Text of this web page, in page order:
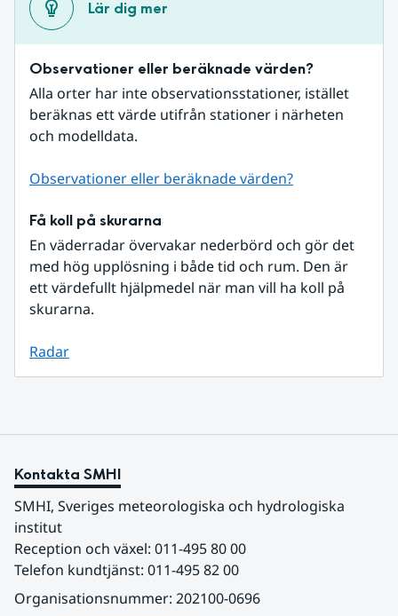
Lär dig mer
Observationer eller beräknade värden?
Alla orter har inte observationsstationer, istället
beräknas ett värde utifrån stationer i närheten
och modelldata.
Observationer eller beräknade värden?
Få koll på skurarna
En väderradar övervakar nederbörd och gör det
med hög upplösning i både tid och rum. Den är
ett värdefullt hjälpmedel när man vill ha koll på
skurarna.
Radar
Kontakta SMHI
SMHI, Sveriges meteorologiska och hydrologiska
institut
Reception och växel: 011-495 80 00
Telefon kundtjänst: 011-495 82 00
Organisationsnummer: 202100-0696